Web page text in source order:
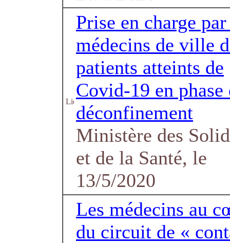
Prise en charge
médecins de ville
patients atteints de
Covid-19 en phase
déconfinement
Ministère des
et de la Santé, le
13/5/2020
Les médecins au
du circuit de «